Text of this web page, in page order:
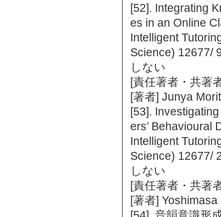
[52]. Integrating
es in an Online
Intelligent
Science) 12677/
しない
[責任著者・共著
[著者] Junya
[53].
ers’ Behavioural
Intelligent
Science) 12677/
しない
[責任著者・共著
[著者]